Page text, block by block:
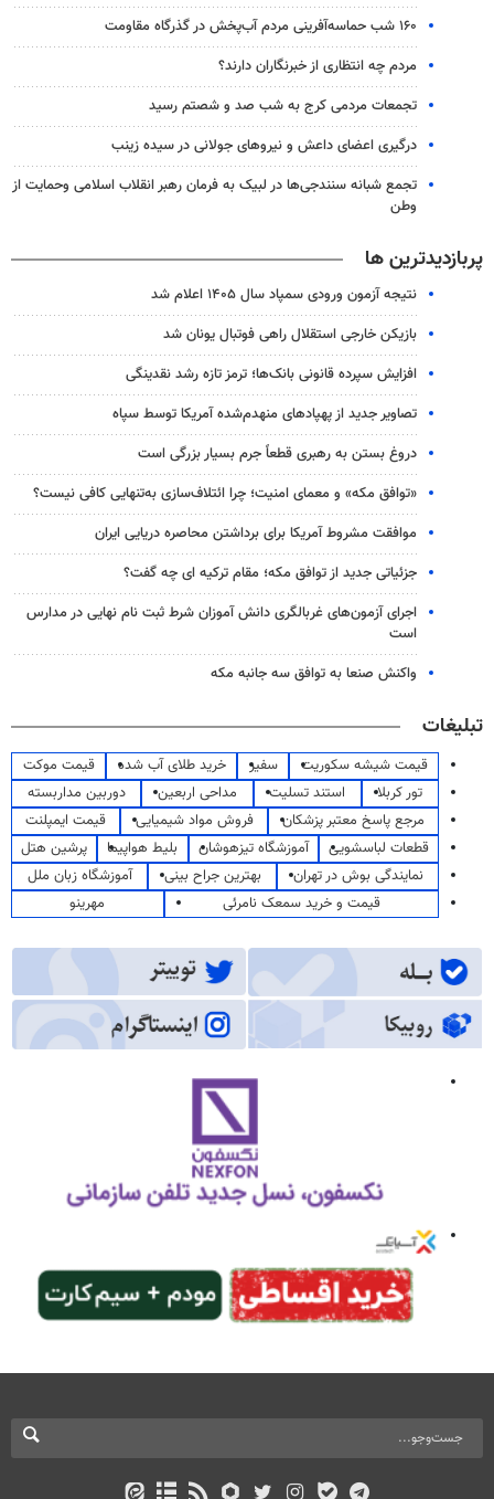
۱۶۰ شب حماسه‌آفرینی مردم آب‌پخش در گذرگاه مقاومت
مردم چه انتظاری از خبرنگاران دارند؟
تجمعات مردمی کرج به شب صد و شصتم رسید
درگیری اعضای داعش و نیروهای جولانی در سیده زینب
تجمع شبانه سنندجی‌ها در لبیک به فرمان رهبر انقلاب اسلامی وحمایت از
وطن
پربازدیدترین ها
نتیجه آزمون ورودی سمپاد سال ۱۴۰۵ اعلام شد
بازیکن خارجی استقلال راهی فوتبال یونان شد
افزایش سپرده قانونی بانک‌ها؛ ترمز تازه رشد نقدینگی
تصاویر جدید از پهپادهای منهدم‌شده آمریکا توسط سپاه
دروغ بستن به رهبری قطعاً جرم بسیار بزرگی است
«توافق مکه» و معمای امنیت؛ چرا ائتلاف‌سازی به‌تنهایی کافی نیست؟
موافقت مشروط آمریکا برای برداشتن محاصره دریایی ایران
جزئیاتی جدید از توافق مکه؛ مقام ترکیه ای چه گفت؟
اجرای آزمون‌های غربالگری دانش آموزان شرط ثبت نام نهایی در مدارس
است
واکنش صنعا به توافق سه جانبه مکه
تبلیغات
قیمت شیشه سکوریت سفیر خرید طلای آب شده
قیمت موکت
تور کربلا
استند تسلیت مداحی اربعین
دوربین مداربسته
مرجع پاسخ معتبر پزشکان
فروش مواد شیمیایی
قیمت ایمپلنت
قطعات لباسشویی
آموزشگاه تیزهوشان بلیط هواپیما
پرشین هتل
نمایندگی بوش در تهران
بهترین جراح بینی
آموزشگاه زبان ملل
قیمت و خرید سمعک نامرئی
مهرینو